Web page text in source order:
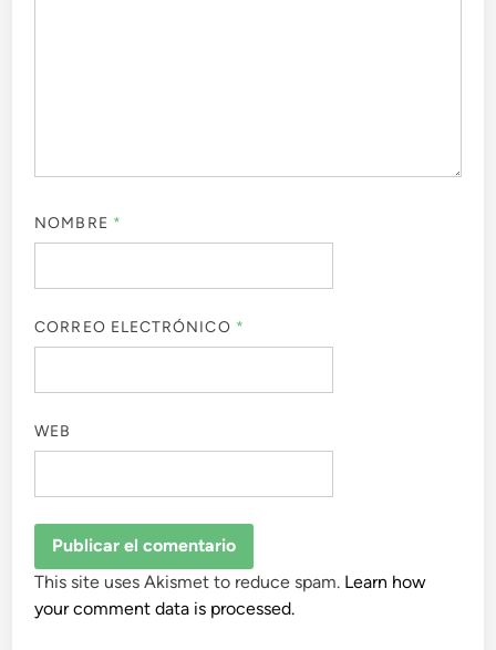
NOMBRE *
CORREO ELECTRÓNICO *
WEB
This site uses Akismet to reduce spam. Learn how
your comment data is processed.